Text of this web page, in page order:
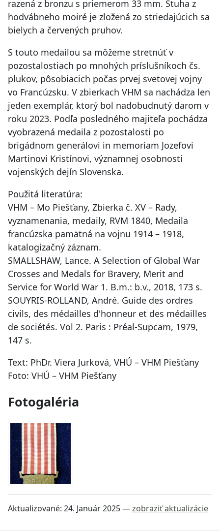
razená z bronzu s priemerom 33 mm. Stuha z
hodvábneho moiré je zložená zo striedajúcich sa
bielych a červených pruhov.
S touto medailou sa môžeme stretnúť v
pozostalostiach po mnohých príslušníkoch čs.
plukov, pôsobiacich počas prvej svetovej vojny
vo Francúzsku. V zbierkach VHM sa nachádza len
jeden exemplár, ktorý bol nadobudnutý darom v
roku 2023. Podľa posledného majiteľa pochádza
vyobrazená medaila z pozostalosti po
brigádnom generálovi in memoriam Jozefovi
Martinovi Kristínovi, významnej osobnosti
vojenských dejín Slovenska.
Použitá literatúra:
VHM – Mo Piešťany, Zbierka č. XV – Rady,
vyznamenania, medaily, RVM 1840, Medaila
francúzska pamätná na vojnu 1914 – 1918,
katalogizačný záznam.
SMALLSHAW, Lance. A Selection of Global War
Crosses and Medals for Bravery, Merit and
Service for World War 1. B.m.: b.v., 2018, 173 s.
SOUYRIS-ROLLAND, André. Guide des ordres
civils, des médailles d'honneur et des médailles
de sociétés. Vol 2. Paris : Préal-Supcam, 1979,
147 s.
Text: PhDr. Viera Jurková, VHÚ – VHM Piešťany
Foto: VHÚ – VHM Piešťany
Fotogaléria
Aktualizované: 24. Január 2025—zobraziť aktualizácie